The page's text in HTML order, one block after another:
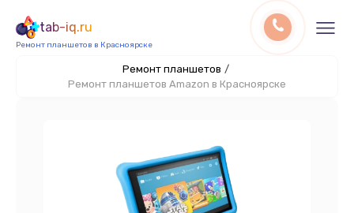
tab-iq.ru
Ремонт планшетов в Красноярске
Ремонт планшетов /
Ремонт планшетов Amazon в Красноярске